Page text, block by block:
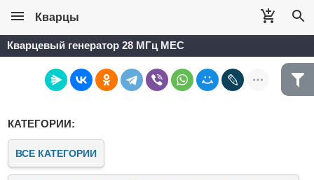
Кварцы
Кварцевый генератор 28 МГц MEC
КАТЕГОРИИ:
ВСЕ КАТЕГОРИИ